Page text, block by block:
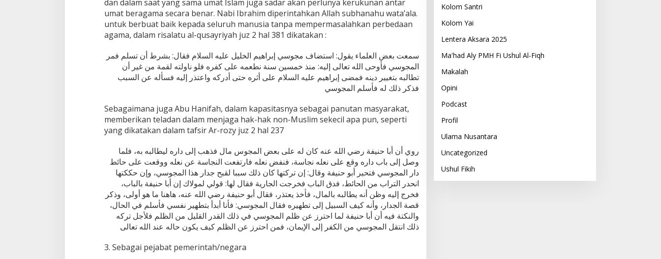
dan dalam saat yang sama umat Islam juga sadar akan perlunya kerukunan antar
umat beragama secara benar. Nabi Ibrahim diperintahkan Allah subhanahu wata’ala.
untuk berbuat baik kepada seluruh manusia tanpa mempermasalahkan perbedaan
agama, dalam risalatu al-qusayriyah juz 2 hal 381 dikatakan :
سمعت بعض العلماء يقول: استضاف مجوسي إبراهيم الخليل عليه السلام فقال: بشرط أن تسلم فمر
المجوسي فأوحى الله تعالى إليه: منذ خمسين سنة نطعمه على كفره فلو ناولته لقمة من غير أن
تطالبه بتغيير دينه فمضى إبراهيم عليه السلام على أثره حتى أدركه واعتذر إليه فسأله عن السبب
فذكر ذلك له فأسلم المجوسي
Sebagaimana juga Abu Hanifah, dalam kapasitasnya sebagai panutan masyarakat,
memberikan teladan dalam menjaga hak-hak non-Muslim sekecil apa pun, seperti
yang dikatakan dalam tafsir Ar-rozy juz 2 hal 237
روي أن أبا حنيفة رضي الله عنه كان له على بعض المجوس مال فذهب إلى داره ليطالبه به، فلما
وصل إلى باب داره وقع على نعله نجاسة، فنفض نعله فارتفعت النجاسة عن نعله ووقعت على حائط
دار المجوسي فتحير أبو حنيفة وقال: إن تركتها كان ذلك سببا لقبح جدار هذا المجوسي، وإن حككتها
انحدر التراب من الحائط، فدق الباب فخرجت الجارية فقال لها: قولي لمولاك إن أبا حنيفة بالباب،
فخرج إليه وظن أنه يطالبه بالمال، فأخذ يعتذر، فقال أبو حنيفة رضي الله عنه، هاهنا ما هو أولى، وذكر
قصة الجدار، وأنه كيف السبيل إلى تطهيره فقال المجوسي: فأنا أبدأ بتطهير نفسي فأسلم في الحال،
والنكتة فيه أن أبا حنيفة لما احترز عن ظلم المجوسي في ذلك القدر القليل من الظلم فلأجل تركه
ذلك انتقل المجوسي من الكفر إلى الإيمان، فمن احترز عن الظلم كيف يكون حاله عند الله تعالى
3. Sebagai pejabat pemerintah/negara
Kolom Santri
Kolom Yai
Lentera Aksara 2025
Ma'had Aly PMH Fi Ushul Al-Fiqh
Makalah
Opini
Podcast
Profil
Ulama Nusantara
Uncategorized
Ushul Fikih